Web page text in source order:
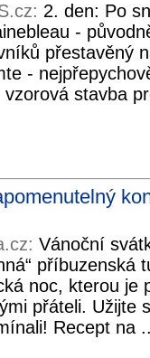
2. den: Po
-
přestavěný
-
vzorová stavba
Vánoční
příbuzenská
noc, kterou je
přáteli. Užijte
Recept na